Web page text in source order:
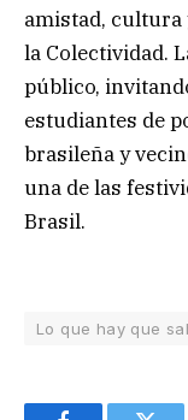
amistad, cultura
la Colectividad.
público,
estudiantes de
brasileña y
una de las
Brasil.
Lo que hay que